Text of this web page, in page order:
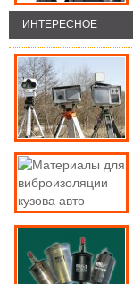
ИНТЕРЕСНОЕ